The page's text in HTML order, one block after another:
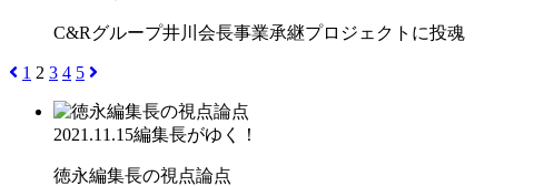
C&Rグループ井川会長事業承継プロジェクトに投魂
1 2 3 4 5
2021.11.15編集長がゆく！
徳永編集長の視点論点